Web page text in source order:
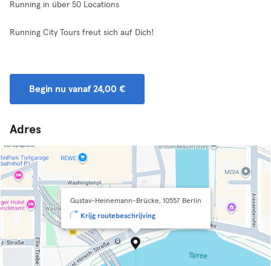
Running in über 50 Locations
Running City Tours freut sich auf Dich!
Begin nu vanaf 24,00 €
Adres
Gustav-Heinemann-Brücke, 10557 Berlin
Krijg routebeschrijving